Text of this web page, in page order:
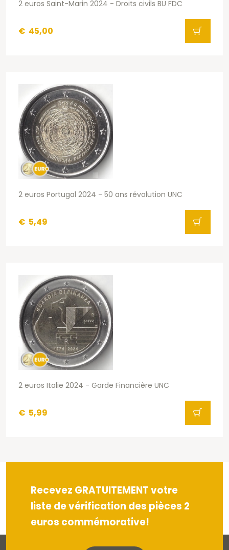
2 euros Saint-Marin 2024 - Droits civils BU FDC
€ 45,00
2 euros Portugal 2024 - 50 ans révolution UNC
€ 5,49
2 euros Italie 2024 - Garde Financière UNC
€ 5,99
Recevez GRATUITEMENT votre
liste de vérification des pièces 2
euros commémorative!